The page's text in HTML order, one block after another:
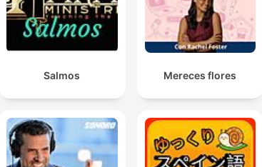
Salmos Mereces flores